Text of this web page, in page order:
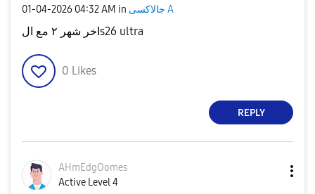
‎01-04-2026 04:32 AM in جالاكسى A
اخر شهر ٢ مع الs26 ultra
0 Likes
REPLY
AHmEdgOomes
Active Level 4